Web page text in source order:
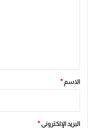
*
الاسم *
البريد الإلكتروني*